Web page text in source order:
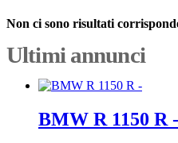
Non ci sono risultati
Ultimi annunci
BMW R 1150 R -